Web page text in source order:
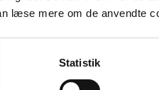
læse mere om de anvendte
Statistik